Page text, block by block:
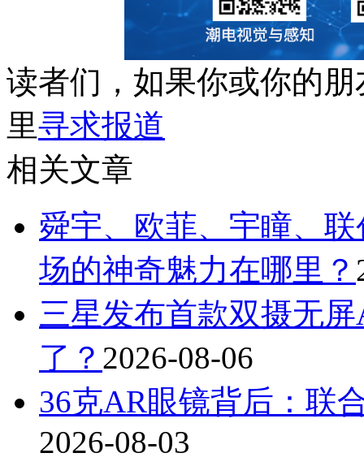
读者们，如果你或你的
里寻求报道
相关文章
舜宇、欧菲、宇瞳、
场的神奇魅力在哪里？
三星发布首款双摄无
了？ 2026-08-06
36克AR眼镜背后：联
2026-08-03